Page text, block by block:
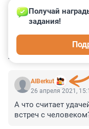
КОММЕНТАРИИ
AlBerkut
Получай
задания!
26 апреля 2021,
А что считает
встреч с